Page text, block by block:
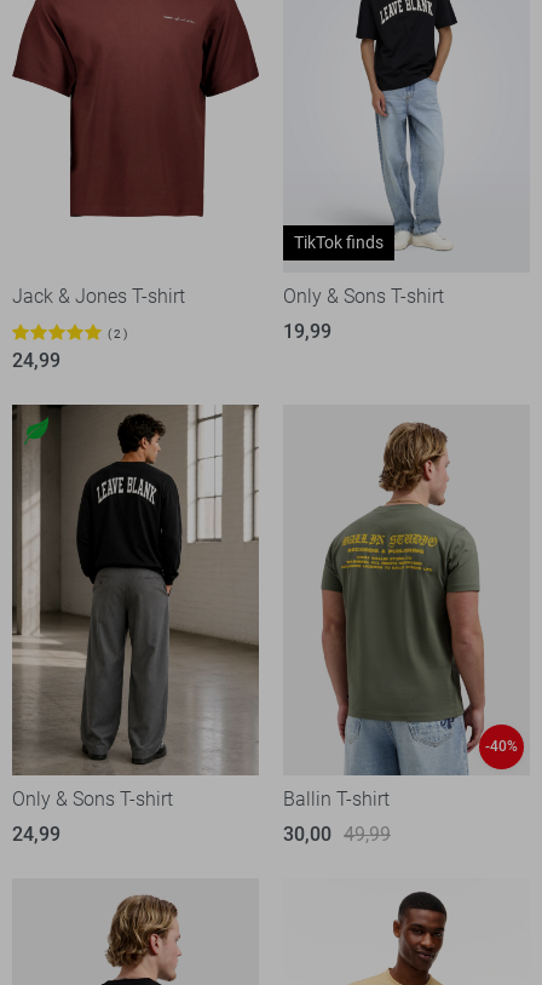
Jack & Jones T-shirt
2
24,99
TikTok finds
Only & Sons T-shirt
19,99
Only & Sons T-shirt
24,99
-40%
Ballin T-shirt
30,00 49,99